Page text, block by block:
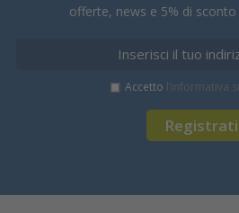
offerte, news e 5% di
Registrati
Accetto l’informativa